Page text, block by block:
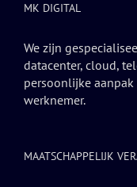
MK DIGITAL
We zijn
datacenter, cloud,
persoonlijke
werknemer.
MAATSCHAPPELIJK